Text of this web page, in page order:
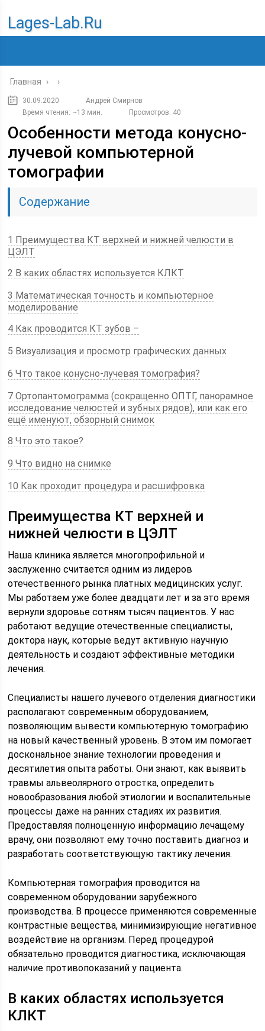
Lages-Lab.ru
Главная › ›
30.09.2020
Андрей Смирнов
Время чтения: ~13 мин.
Просмотров: 40
Особенности метода конусно-
лучевой компьютерной
томографии
Содержание
1 Преимущества КТ верхней и нижней челюсти в
ЦЭЛТ
2 В каких областях используется КЛКТ
3 Математическая точность и компьютерное
моделирование
4 Как проводится КТ зубов –
5 Визуализация и просмотр графических данных
6 Что такое конусно-лучевая томография?
7 Ортопантомограмма (сокращенно ОПТГ, панорамное
исследование челюстей и зубных рядов), или как его
ещё именуют, обзорный снимок
8 Что это такое?
9 Что видно на снимке
10 Как проходит процедура и расшифровка
Преимущества КТ верхней и
нижней челюсти в ЦЭЛТ
Наша клиника является многопрофильной и
заслуженно считается одним из лидеров
отечественного рынка платных медицинских услуг.
Мы работаем уже более двадцати лет и за это время
вернули здоровье сотням тысяч пациентов. У нас
работают ведущие отечественные специалисты,
доктора наук, которые ведут активную научную
деятельность и создают эффективные методики
лечения.
Специалисты нашего лучевого отделения диагностики
располагают современным оборудованием,
позволяющим вывести компьютерную томографию
на новый качественный уровень. В этом им помогает
доскональное знание технологии проведения и
десятилетия опыта работы. Они знают, как выявить
травмы альвеолярного отростка, определить
новообразования любой этиологии и воспалительные
процессы даже на ранних стадиях их развития.
Предоставляя полноценную информацию лечащему
врачу, они позволяют ему точно поставить диагноз и
разработать соответствующую тактику лечения.
Компьютерная томография проводится на
современном оборудовании зарубежного
производства. В процессе применяются современные
контрастные вещества, минимизирующие негативное
воздействие на организм. Перед процедурой
обязательно проводится диагностика, исключающая
наличие противопоказаний у пациента.
В каких областях используется
КЛКТ